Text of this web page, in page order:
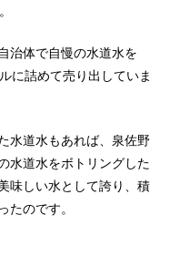
治体で自慢の水道水を
に詰めて売り出していま
水道水もあれば、泉佐野
水道水をボトリングした
味しい水として誇り、積
のです。